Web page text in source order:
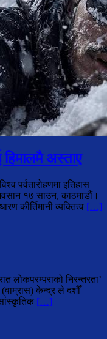
हिमालमै अस्ताए
पर्वतारोहणमा इतिहास
१७ साउन, काठमाडौं।
कीर्तिमानी व्यक्तित्व […]
लोकपरम्पराको निरन्तरता’
(वाम्रास) केन्द्र ले दशौँ
सांस्कृतिक […]